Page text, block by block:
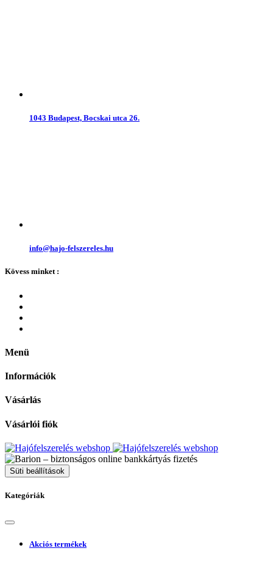
1043 Budapest, Bocskai utca 26.
info@hajo-felszereles.hu
Kövess minket :
Menü
Információk
Vásárlás
Vásárlói fiók
Süti beállítások
Kategóriák
Akciós termékek